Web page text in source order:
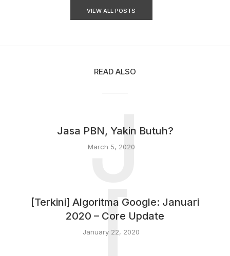
VIEW ALL POSTS
READ ALSO
Jasa PBN, Yakin Butuh?
March 5, 2020
J
[Terkini] Algoritma Google: Januari
2020 – Core Update
January 22, 2020
[